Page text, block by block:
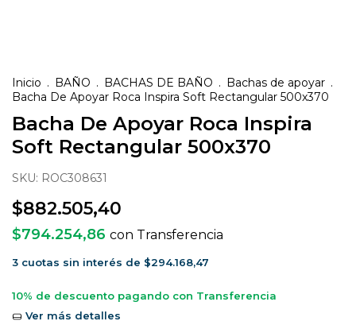
Inicio . BAÑO . BACHAS DE BAÑO . Bachas de apoyar .
Bacha De Apoyar Roca Inspira Soft Rectangular 500x370
Bacha De Apoyar Roca Inspira
Soft Rectangular 500x370
SKU: ROC308631
$882.505,40
$794.254,86 con Transferencia
3 cuotas sin interés de $294.168,47
10% de descuento pagando con Transferencia
Ver más detalles